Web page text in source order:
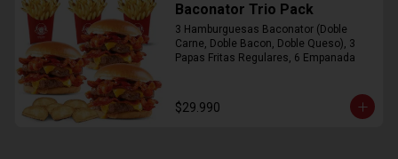
Baconator Trio Pack
3 Hamburguesas Baconator (Doble
Carne, Doble Bacon, Doble Queso), 3
Papas Fritas Regulares, 6 Empanada
$29.990